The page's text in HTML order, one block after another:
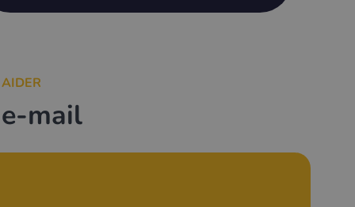
mail